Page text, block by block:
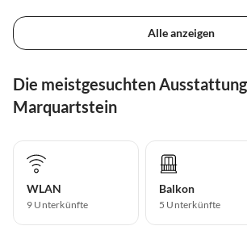
Alle anzeigen
Die meistgesuchten
Marquartstein
WLAN
9 Unterkünfte
Balkon
5 Unterkünfte